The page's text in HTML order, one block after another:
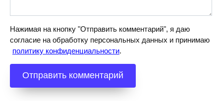
Нажимая на кнопку "Отправить комментарий", я даю
согласие на обработку персональных данных и принимаю
политику конфиденциальности.